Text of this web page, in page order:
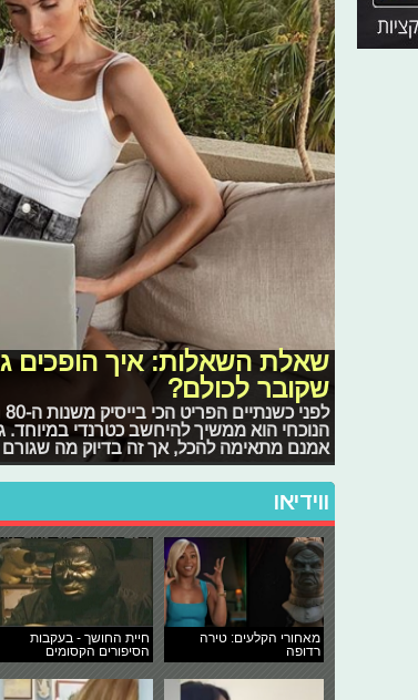
שאלת השאלות: איך הופכים
שקובר לכולם?
הנוכחי הוא ממשיך להיחשב כטרנדי
אמנם מתאימה להכל, אך זה בדיוק מה שגורם
ווידיאו
מאחורי הקלעים: טירה
רדופה
חיית החושך - בעקבות
הסיפורים הקסומים